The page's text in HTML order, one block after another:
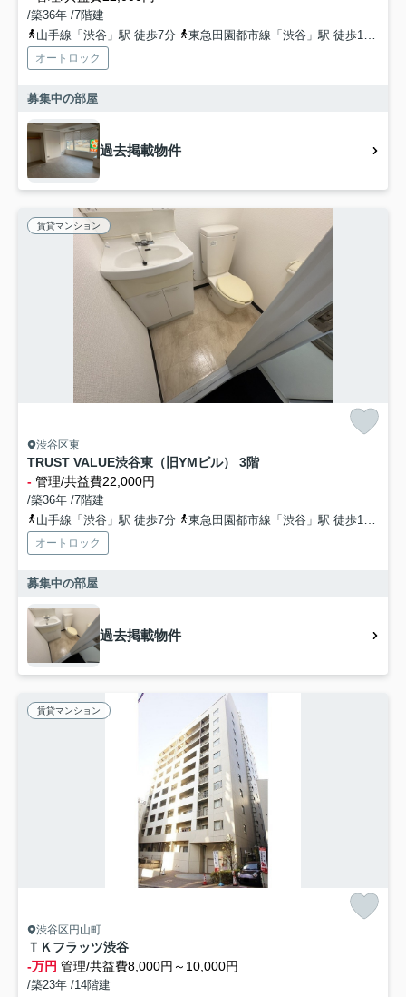
/築36年 /7階建
山手線「渋谷」駅 徒歩7分
東急田園都市線「渋谷」駅 徒歩10分
オートロック
募集中の部屋
過去掲載物件
賃貸マンション
渋谷区東
TRUST VALUE渋谷東（旧YMビル） 3階
- 管理/共益費22,000円
/築36年 /7階建
山手線「渋谷」駅 徒歩7分
東急田園都市線「渋谷」駅 徒歩10分
オートロック
募集中の部屋
過去掲載物件
賃貸マンション
渋谷区円山町
ＴＫフラッツ渋谷
-万円 管理/共益費8,000円～10,000円
/築23年 /14階建